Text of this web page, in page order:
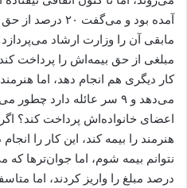
آمده بود و می‌گفت
مابقی آن را وزارت ارشاد
مبلغی از حق بیمه‌اش را پرداخت
کار دیگری هم انجام دهد، اما
می‌دهد و ۹ سر عائله دارد
اعضای خانواده‌اش پرداخت کند؟
هنرمند را بیمه کند، این کار را
درصد مبلغ را واریز کردند، اما